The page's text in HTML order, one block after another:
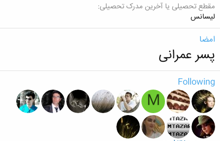
مقطع تحصیلی یا آخرین مدرک تحصیلی
لیسانس
امضا
پسر عمرانی
Following
M